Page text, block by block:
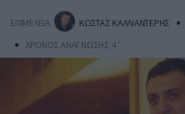
ΕΠΙΜΕΛΕΙΑ ΚΩΣΤΑΣ ΚΑΛΛΙΑΝΤΕΡΗΣ
ΧΡΟΝΟΣ ΑΝΑΓΝΩΣΗΣ 4 '